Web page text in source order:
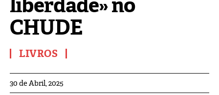
CHUDE
LIVROS
30 de Abril, 2025